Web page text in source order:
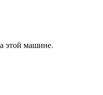
этой машине.